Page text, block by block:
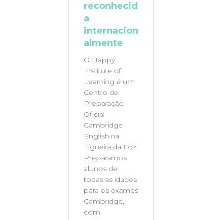
reconhecid
a
internacion
almente
O Happy
Institute of
Learning é um
Centro de
Preparação
Oficial
Cambridge
English na
Figueira da Foz.
Preparamos
alunos de
todas as idades
para os exames
Cambridge,
com